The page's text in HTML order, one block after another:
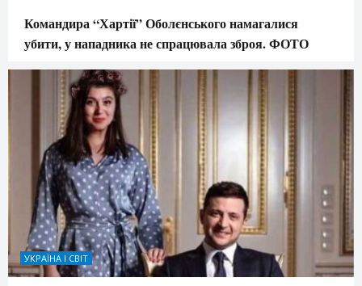
Командира “Хартії” Оболєнського намагалися
убити, у нападника не спрацювала зброя. ФОТО
УКРАЇНА І СВІТ